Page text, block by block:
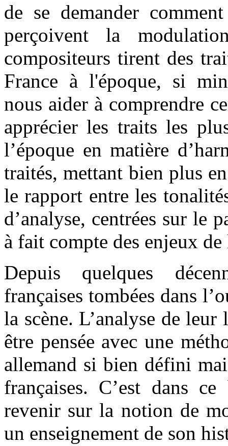
de se demander
perçoivent la
compositeurs tirent des
France à l'époque, si
nous aider à comprendre
apprécier les traits les
l’époque en matière
traités, mettant bien plus
le rapport entre les
d’analyse, centrées sur le
à fait compte des enjeux
Depuis quelques
françaises tombées dans
la scène. L’analyse de
être pensée avec une
allemand si bien défini
françaises. C’est dans
revenir sur la notion de
un enseignement de son